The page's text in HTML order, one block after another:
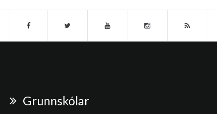
Grunnskólar